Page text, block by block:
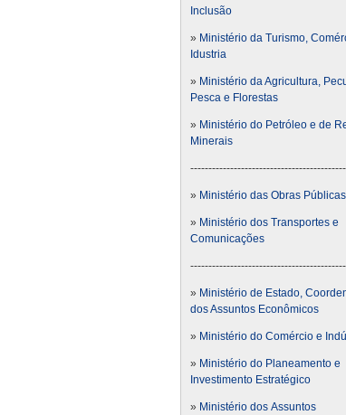
Inclusão
» Ministério da Turismo,
Idustria
» Ministério da Agricultura,
Pesca e Florestas
» Ministério do Petróleo e de
Minerais
» Ministério das Obras Públicas
» Ministério dos Transportes e
Comunicações
» Ministério de Estado,
dos Assuntos Econômicos
» Ministério do Comércio e
» Ministério do Planeamento e
Investimento Estratégico
» Ministério dos Assuntos